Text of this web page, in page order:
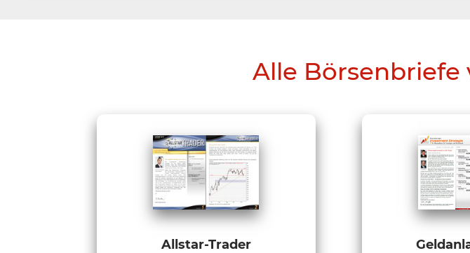
Alle Börsenbriefe
Allstar-Trader